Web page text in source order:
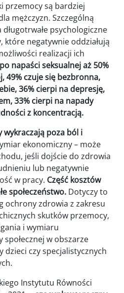
przemocy są bardziej
mężczyzn. Szczególną
psychologiczne
które negatywnie oddziałują
realizacji ich
po napaści seksualnej aż 50%
49% czuje się bezbronna,
36% cierpi na depresję,
33% cierpi na napady
z koncentracją.
wykraczają poza ból i
ekonomiczny – może
jeśli dojście do zdrowia
lub negatywnie
w pracy. Część kosztów
społeczeństwo. Dotyczy to
ochrony zdrowia z zakresu
skutków przemocy,
i wymiaru
w obszarze
dzieci czy specjalistycznych
Instytutu Równości